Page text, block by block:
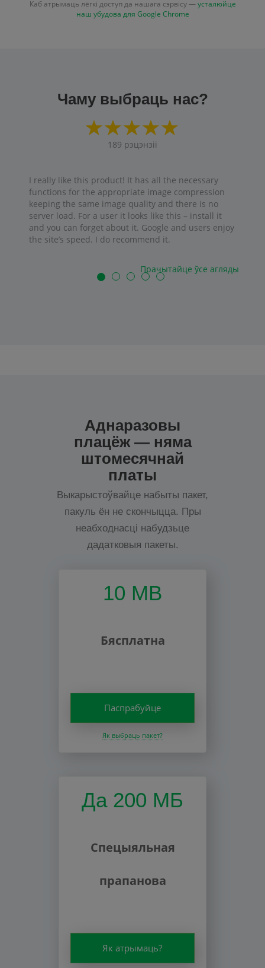
Каб атрымаць лёгкі доступ да нашага сэрвісу —усталюйце
наш убудова для Google Chrome
Чаму выбраць нас?
189 рэцэнзіі
I really like this product! It has all the necessary
functions for the appropriate image compression
keeping the same image quality and there is no
server load. For a user it looks like this – install it
and you can forget about it. Google and users enjoy
the site’s speed. I do recommend it.
Прачытайце ўсе агляды
Аднаразовы
плацёж — няма
штомесячнай
платы
Выкарыстоўвайце набыты пакет,
пакуль ён не скончыцца. Пры
неабходнасці набудзьце
дадатковыя пакеты.
10 MB
Бясплатна
Паспрабуйце
Як выбраць пакет?
Да 200 МБ
Спецыяльная
прапанова
Як атрымаць?